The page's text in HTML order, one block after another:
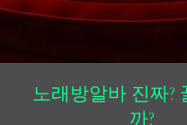
노래방알바 진짜?
까?